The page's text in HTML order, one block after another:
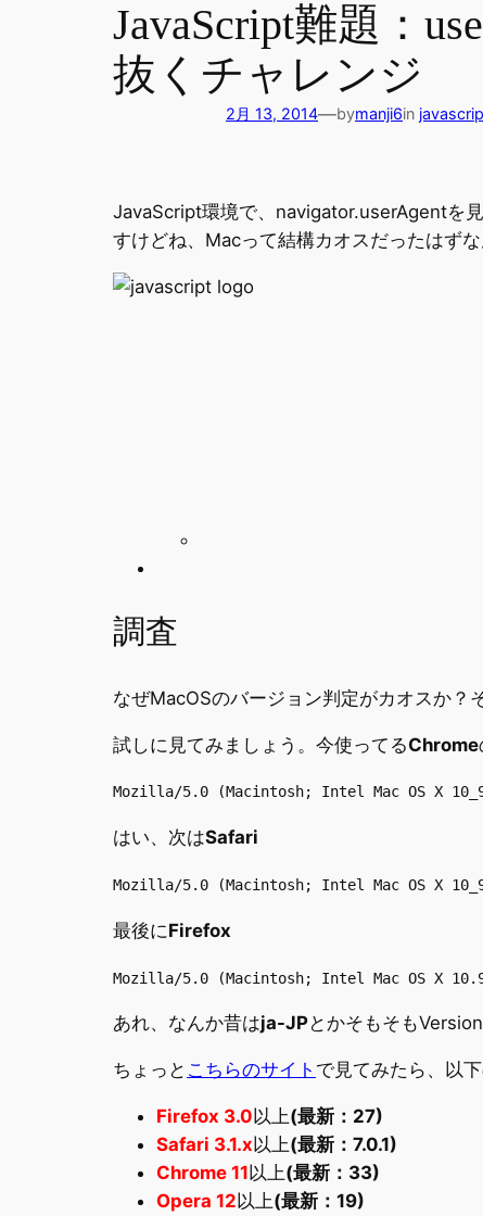
JavaScript難題：
抜くチャレンジ
2月 13, 2014—bymanji6in
JavaScript環境で、navigator.userAgentを
すけどね、Macって結構カオスだったはず
調査
なぜMacOSのバージョン判定がカオスか？
試しに見てみましょう。今使ってるChrome
Mozilla/5.0 (Macintosh; Intel Mac OS X
はい、次はSafari
Mozilla/5.0 (Macintosh; Intel Mac OS X
最後にFirefox
Mozilla/5.0 (Macintosh; Intel Mac OS X
あれ、なんか昔はja-JPとかそもそも
ちょっと こちらのサイト で見てみたら、以
Firefox 3.0以上(最新：27)
Safari 3.1.x以上(最新：7.0.1)
Chrome 11以上(最新：33)
Opera 12以上(最新：19)